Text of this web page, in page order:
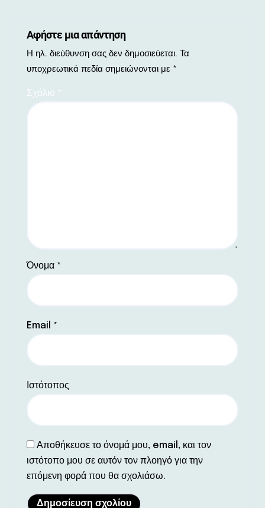
Αφήστε μια απάντηση
Η ηλ. διεύθυνση σας δεν δημοσιεύεται. Τα
υποχρεωτικά πεδία σημειώνονται με *
Σχόλιο *
Όνομα *
Email *
Ιστότοπος
Αποθήκευσε το όνομά μου, email, και τον
ιστότοπο μου σε αυτόν τον πλοηγό για την
επόμενη φορά που θα σχολιάσω.